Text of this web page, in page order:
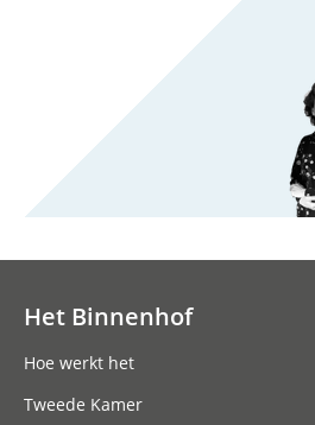
Het Binnenhof
Hoe werkt het
Tweede Kamer